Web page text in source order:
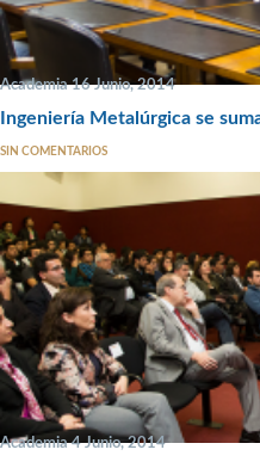
Academia 16 Junio, 2014
Ingeniería Metalúrgica se
SIN COMENTARIOS
Academia 4 Junio, 2014